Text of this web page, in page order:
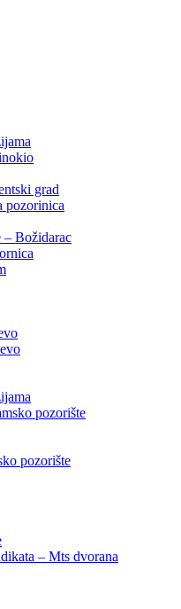
grad
pozorinica
– Božidarac
pozorište
pozorište
– Mts dvorana